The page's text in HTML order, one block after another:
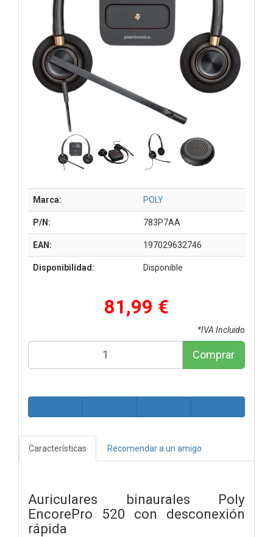
Marca: POLY
P/N: 783P7AA
EAN: 197029632746
Disponibilidad: Disponible
81,99 €
*IVA Incluido
Comprar
Características Recomendar a un amigo
Auriculares binaurales Poly
EncorePro 520 con desconexión
rápida